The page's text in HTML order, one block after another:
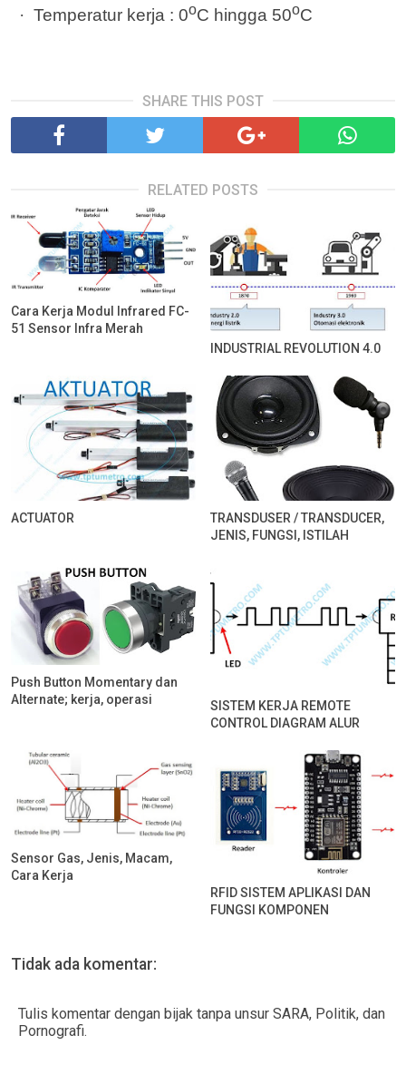
· Temperatur kerja : 0oC hingga 50oC
SHARE THIS POST
RELATED POSTS
Cara Kerja Modul Infrared FC-
51 Sensor Infra Merah
INDUSTRIAL REVOLUTION 4.0
ACTUATOR
TRANSDUSER / TRANSDUCER,
JENIS, FUNGSI, ISTILAH
Push Button Momentary dan
Alternate; kerja, operasi
SISTEM KERJA REMOTE
CONTROL DIAGRAM ALUR
Sensor Gas, Jenis, Macam,
Cara Kerja
RFID SISTEM APLIKASI DAN
FUNGSI KOMPONEN
Tidak ada komentar:
Tulis komentar dengan bijak tanpa unsur SARA, Politik, dan
Pornografi.